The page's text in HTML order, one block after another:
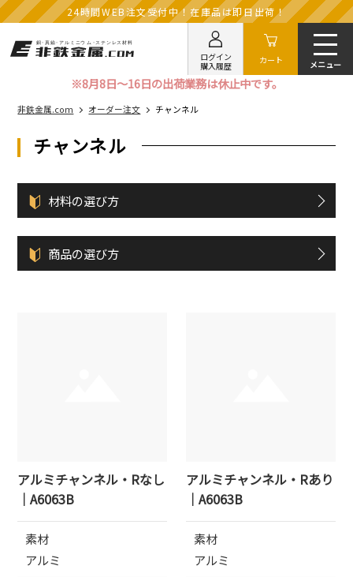
※8月8日～16日の出荷業務は休止中です。
24時間WEB注文受付中！在庫品は即日出荷！
ログイン
購入履歴
カート
非鉄金属.com オーダー注文 チャンネル
チャンネル
材料の選び方
商品の選び方
アルミチャンネル・Rなし
｜A6063B
素材
アルミ
アルミチャンネル・Rあり
｜A6063B
素材
アルミ